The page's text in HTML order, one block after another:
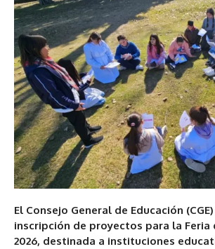
El Consejo General de Educación
inscripción de proyectos para la Feria
2026, destinada a instituciones